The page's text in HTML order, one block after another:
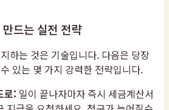
드는 실전 전략
하는 것은 기술입니다. 다음은 당장
있는 몇 가지 강력한 전략입니다.
로: 일이 끝나자마자 즉시 세금계산서